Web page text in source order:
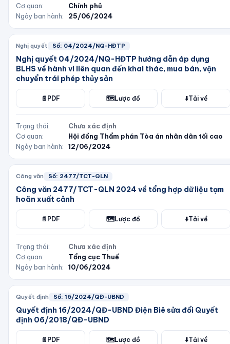
Cơ quan:
Chính phủ
Ngày ban hành:
25/06/2024
Nghị quyết Số: 04/2024/NQ-HĐTP
Nghị quyết 04/2024/NQ-HĐTP hướng dẫn áp dụng
BLHS về hành vi liên quan đến khai thác, mua bán, vận
chuyển trái phép thủy sản
📄 PDF 🗺️Lược đồ ⬇️Tải về
Trạng thái:
Chưa xác định
Cơ quan:
Hội đồng Thẩm phán Tòa án nhân dân tối cao
Ngày ban hành:
12/06/2024
Công văn Số: 2477/TCT-QLN
Công văn 2477/TCT-QLN 2024 về tổng hợp dữ liệu tạm
hoãn xuất cảnh
📄 PDF 🗺️Lược đồ ⬇️Tải về
Trạng thái:
Chưa xác định
Cơ quan:
Tổng cục Thuế
Ngày ban hành:
10/06/2024
Quyết định Số: 16/2024/QĐ-UBND
Quyết định 16/2024/QĐ-UBND Điện Biê sửa đổi Quyết
định 06/2018/QĐ-UBND
📄 PDF 🗺️Lược đồ ⬇️Tải về